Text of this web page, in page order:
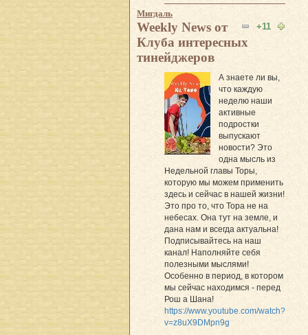
Мигдаль
+11
Weekly News от
Клуба интересных
тинейджеров
А знаете ли вы,
что каждую
неделю наши
активные
подростки
выпускают
новости? Это
одна мысль из
Недельной главы Торы,
которую мы можем применить
здесь и сейчас в нашей жизни!
Это про то, что Тора не на
небесах. Она тут на земле, и
дана нам и всегда актуальна!
Подписывайтесь на наш
канал! Наполняйте себя
полезными мыслями!
Особенно в период, в котором
мы сейчас находимся - перед
Рош а Шана!
https://www.youtube.com/watch?
v=z8uX9DMpn9g